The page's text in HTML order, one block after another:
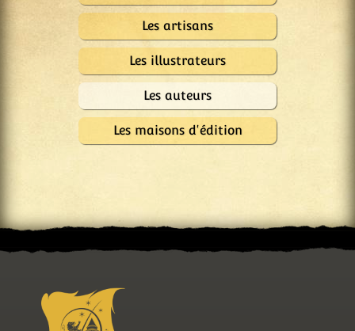
Les artisans
Les illustrateurs
Les auteurs
Les maisons d'édition